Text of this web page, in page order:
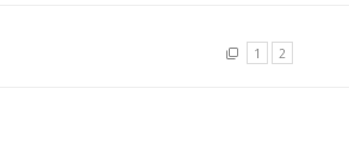
1 2